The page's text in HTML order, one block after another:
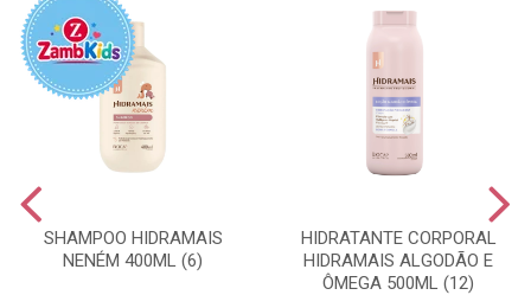
SHAMPOO HIDRAMAIS
NENÉM 400ML (6)
HIDRATANTE CORPORAL
HIDRAMAIS ALGODÃO E
ÔMEGA 500ML (12)